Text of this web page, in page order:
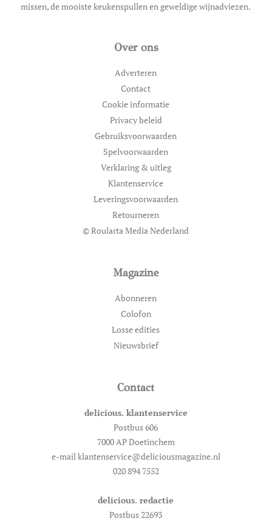
missen, de mooiste keukenspullen en geweldige wijnadviezen.
Over ons
Adverteren
Contact
Cookie informatie
Privacy beleid
Gebruiksvoorwaarden
Spelvoorwaarden
Verklaring & uitleg
Klantenservice
Leveringsvoorwaarden
Retourneren
© Roularta Media Nederland
Magazine
Abonneren
Colofon
Losse edities
Nieuwsbrief
Contact
delicious. klantenservice
Postbus 606
7000 AP Doetinchem
e-mail klantenservice@deliciousmagazine.nl
020 894 7552
delicious. redactie
Postbus 22693